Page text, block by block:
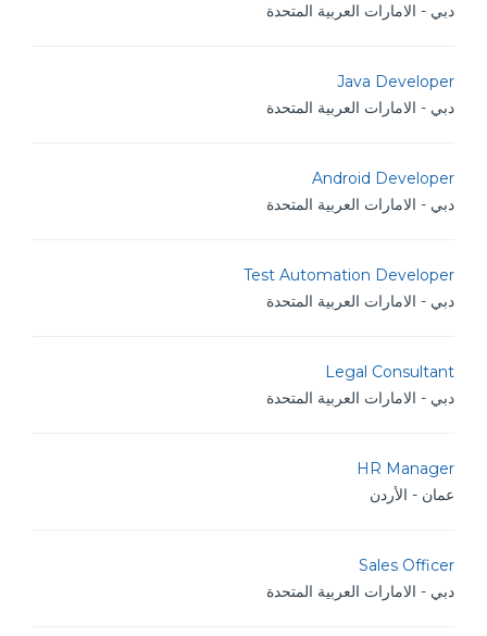
دبي - الامارات العربية المتحدة
Java Developer
دبي - الامارات العربية المتحدة
Android Developer
دبي - الامارات العربية المتحدة
Test Automation Developer
دبي - الامارات العربية المتحدة
Legal Consultant
دبي - الامارات العربية المتحدة
HR Manager
عمان - الأردن
Sales Officer
دبي - الامارات العربية المتحدة